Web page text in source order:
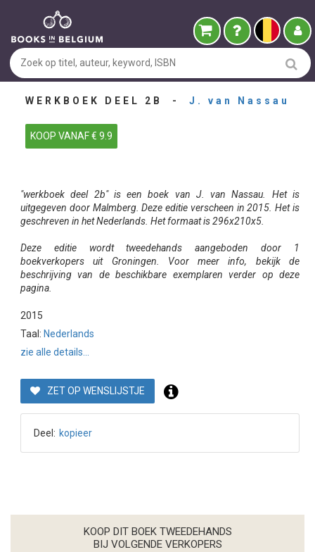
WERKBOEK DEEL 2B - J. van Nassau
KOOP VANAF € 9.9
"werkboek deel 2b" is een boek van J. van Nassau. Het is
uitgegeven door Malmberg. Deze editie verscheen in 2015. Het is
geschreven in het Nederlands. Het formaat is 296x210x5.
Deze editie wordt tweedehands aangeboden door 1
boekverkopers uit Groningen. Voor meer info, bekijk de
beschrijving van de beschikbare exemplaren verder op deze
pagina.
2015
Taal: Nederlands
zie alle details...
ZET OP WENSLIJSTJE
Deel: kopieer
KOOP DIT BOEK TWEEDEHANDS
BIJ VOLGENDE VERKOPERS